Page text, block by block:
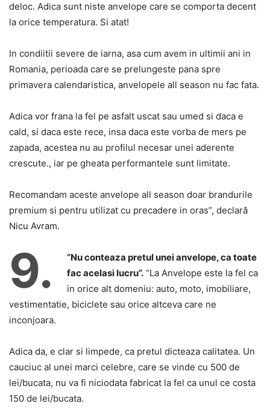
deloc. Adica sunt niste anvelope care se comporta decent
la orice temperatura. Si atat!
In condiitii severe de iarna, asa cum avem in ultimii ani in
Romania, perioada care se prelungeste pana spre
primavera calendaristica, anvelopele all season nu fac fata.
Adica vor frana la fel pe asfalt uscat sau umed si daca e
cald, si daca este rece, insa daca este vorba de mers pe
zapada, acestea nu au profilul necesar unei aderente
crescute., iar pe gheata performantele sunt limitate.
Recomandam aceste anvelope all season doar brandurile
premium si pentru utilizat cu precadere in oras”, declară
Nicu Avram.
9.
“Nu conteaza pretul unei anvelope, ca toate
fac acelasi lucru”. “La Anvelope este la fel ca
in orice alt domeniu: auto, moto, imobiliare,
vestimentatie, biciclete sau orice altceva care ne
inconjoara.
Adica da, e clar si limpede, ca pretul dicteaza calitatea. Un
cauciuc al unei marci celebre, care se vinde cu 500 de
lei/bucata, nu va fi niciodata fabricat la fel ca unul ce costa
150 de lei/bucata.